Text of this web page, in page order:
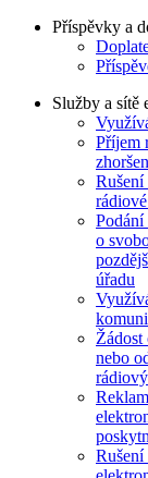
Příspěvky a
Služby a sítě
Příjem
Podání
o
úřadu
nebo